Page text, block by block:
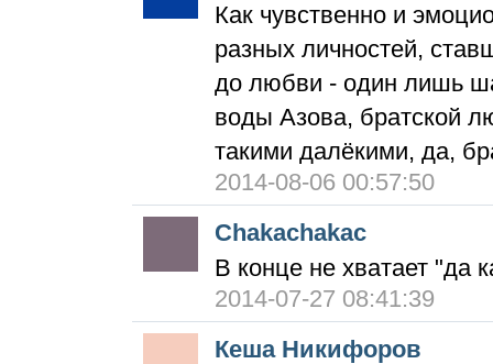
Как чувственно и
разных личностей,
до любви - один лишь
воды Азова, братской
такими далёкими, да,
2014-08-06 00:57:50
Chakachakac
В конце не хватает "да
2014-07-27 08:41:39
Кеша Никифоров